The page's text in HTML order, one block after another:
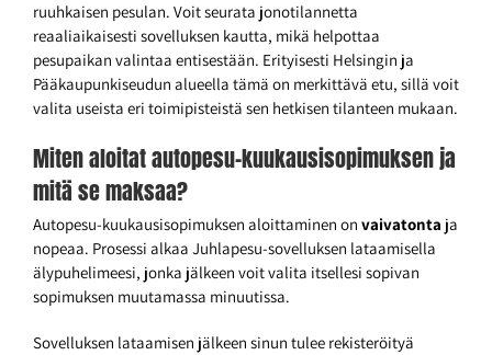
ruuhkaisen pesulan. Voit seurata jonotilannetta
reaaliaikaisesti sovelluksen kautta, mikä helpottaa
pesupaikan valintaa entisestään. Erityisesti Helsingin ja
Pääkaupunkiseudun alueella tämä on merkittävä etu, sillä voit
valita useista eri toimipisteistä sen hetkisen tilanteen mukaan.
Miten aloitat autopesu-kuukausisopimuksen ja
mitä se maksaa?
Autopesu-kuukausisopimuksen aloittaminen on vaivatonta ja
nopeaa. Prosessi alkaa Juhlapesu-sovelluksen lataamisella
älypuhelimeesi, jonka jälkeen voit valita itsellesi sopivan
sopimuksen muutamassa minuutissa.
Sovelluksen lataamisen jälkeen sinun tulee rekisteröityä